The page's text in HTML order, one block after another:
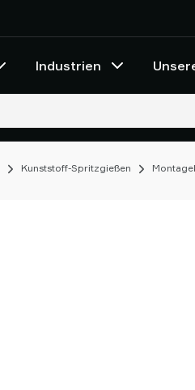
Industrien
Kunststoff-Spritzgießen